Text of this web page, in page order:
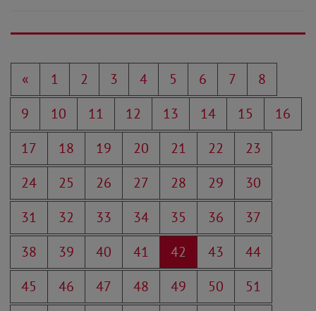
« 1 2 3 4 5 6 7
8
9
10 11 12 13 14 15
16
17
18 19 20 21 22
23
24
25 26 27 28 29
30
31
32 33 34 35 36
37
38
39 40 41 42 43
44
45
46 47 48 49 50
51